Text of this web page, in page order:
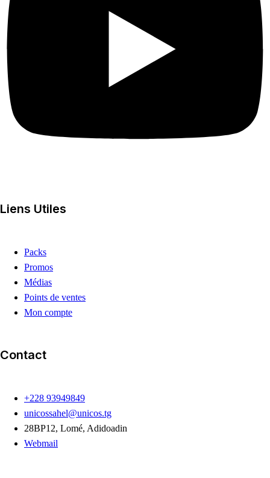
Liens Utiles
Packs
Promos
Médias
Points de ventes
Mon compte
Contact
+228 93949849
unicossahel@unicos.tg
28BP12, Lomé, Adidoadin
Webmail